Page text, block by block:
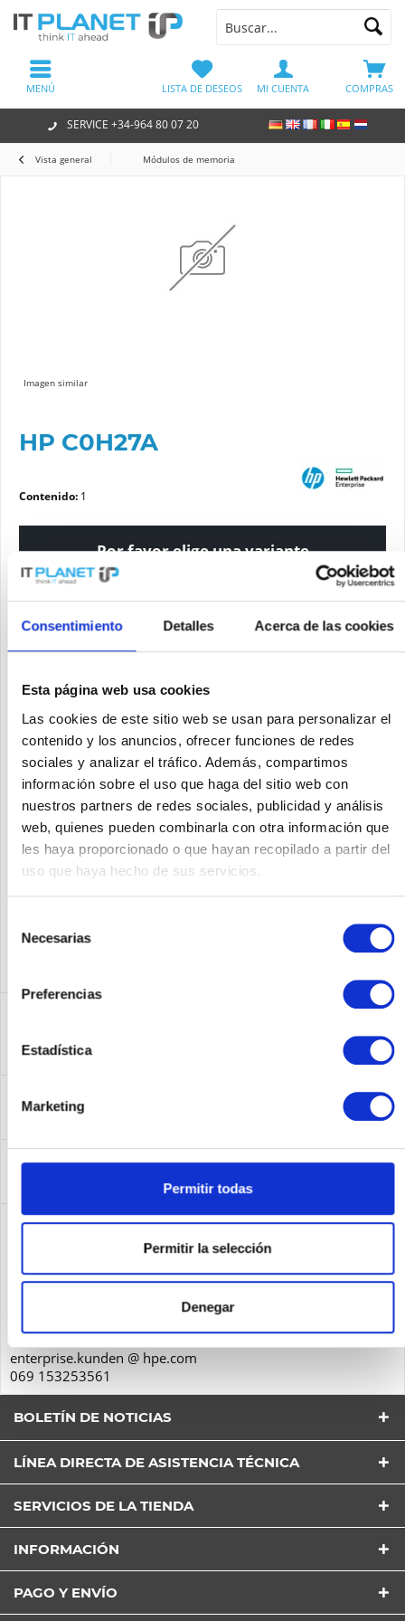
Consentimiento Detalles Acerca de las cookies
Esta página web usa cookies
Las cookies de este sitio web se usan para personalizar el
contenido y los anuncios, ofrecer funciones de redes
sociales y analizar el tráfico. Además, compartimos
información sobre el uso que haga del sitio web con
nuestros partners de redes sociales, publicidad y análisis
web, quienes pueden combinarla con otra información que
les haya proporcionado o que hayan recopilado a partir del
uso que haya hecho de sus servicios.
Necesarias
Preferencias
Estadística
Marketing
Permitir todas
Permitir la selección
Denegar
SERVICE +34-964 80 07 20
COMPRAS
LISTA DE DESEOS MI CUENTA
MENÚ
Vista general Módulos de memoria
Imagen similar
HP C0H27A
Contenido: 1
Por favor elige una variante
Estado del artículo
Solicite un precio
SOLICITE UN PRECIO
He leído laPolítica de Privacidadentender y estar
de acuerdo*
Los campos con * son obligatorios
Envía
Recordar Solicitud de oferta de articulo
Fabricante No: C0H27A
C0H27A | Produktinformationen Produktbeschreibung HPE
Ultrium 6250 Drive Upgrade Kit...
Service
Seguridad de los productos
Hewlett-Packard GmbH
Herrenberger Str. 140
Deutschland
enterprise.kunden @ hpe.com
069 153253561
BOLETÍN DE NOTICIAS
LÍNEA DIRECTA DE ASISTENCIA TÉCNICA
SERVICIOS DE LA TIENDA
INFORMACIÓN
PAGO Y ENVÍO